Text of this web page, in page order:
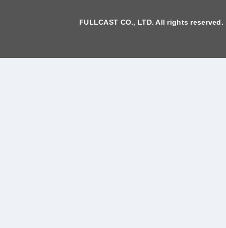
FULLCAST CO., LTD. All rights reserved.